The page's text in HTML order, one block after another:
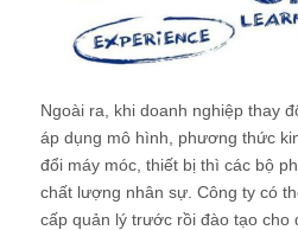
Ngoài ra, khi doanh nghiệp thay
áp dụng mô hình, phương thức
đổi máy móc, thiết bị thì các bộ
chất lượng nhân sự. Công ty có
cấp quản lý trước rồi đào tạo cho